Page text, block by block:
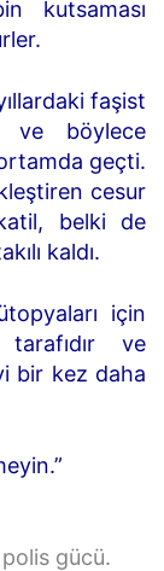
kutsaması
faşist
ve böylece
geçti.
cesur
belki de
kaldı.
için
ve
bir kez daha
gücü.